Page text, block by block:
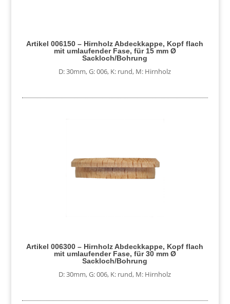
Artikel 006150 – Hirnholz Abdeckkappe, Kopf flach
mit umlaufender Fase, für 15 mm Ø
Sackloch/Bohrung
D: 30mm,G: 006, K: rund, M: Hirnholz
Artikel 006300 – Hirnholz Abdeckkappe, Kopf flach
mit umlaufender Fase, für 30 mm Ø
Sackloch/Bohrung
D: 30mm,G: 006, K: rund, M: Hirnholz